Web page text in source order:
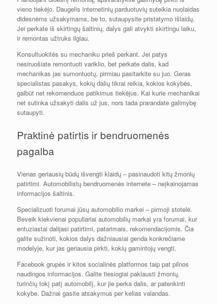
vieno tiekėjo. Daugelis internetinių parduotuvių suteikia nuolaidas
didesnėms užsakymams, be to, sutaupysite pristatymo išlaidų.
Jei perkate iš skirtingų šaltinių, dalys gali atvykti skirtingu laiku,
ir remontas užtruks ilgiau.
Konsultuokitės su mechaniku prieš perkant. Jei patys
nesiruošiate remontuoti variklio, bet perkate dalis, kad
mechanikas jas sumontuotų, pirmiau pasitarkite su juo. Geras
specialistas pasakys, kokių dalių tikrai reikia, kokios kokybės,
galbūt net rekomenduos patikimus tiekėjus. Kai kurie mechanikai
net sutinka užsakyti dalis už jus, nors tada prarandate galimybę
sutaupyti.
Praktinė patirtis ir bendruomenės
pagalba
Vienas geriausių būdų išvengti klaidų – pasinaudoti kitų žmonių
patirtimi. Automobilistų bendruomenės internete – neįkainojamas
informacijos šaltinis.
Specializuoti forumai jūsų automobilio markei – pirmoji stotelė.
Beveik kiekvienai populiariai automobilių markai yra forumai, kur
entuziastai dalijasi patirtimi, patarimais, rekomendacijomis. Čia
galite sužinoti, kokios dalys dažniausiai genda konkrečiame
modelyje, kur jas geriausia pirkti, kokių gamintojų vengti.
Facebook grupės ir kitos socialinės platformos taip pat pilnos
naudingos informacijos. Galite tiesiogiai paklausti žmonių,
turinčių tokį patį automobilį, kur jie perka dalis, ar patenkinti
kokybe. Dažnai gasite atsakymus per kelias valandas.